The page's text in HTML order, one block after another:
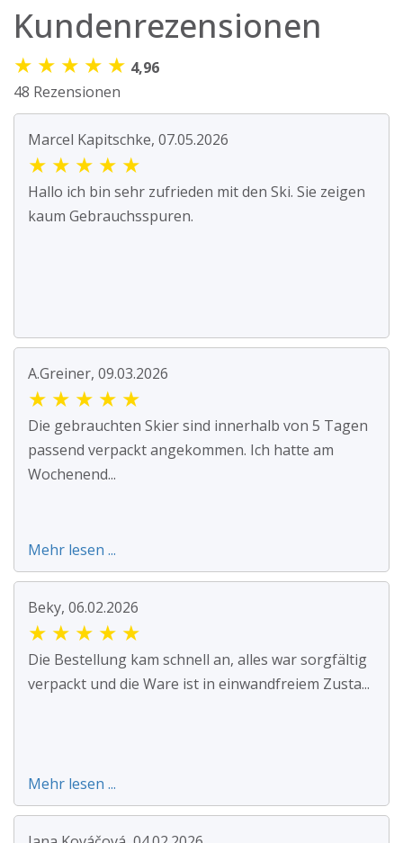
Kundenrezensionen
★ ★ ★ ★ ★ 4,96
48 Rezensionen
Marcel Kapitschke, 07.05.2026
★ ★ ★ ★ ★
Hallo ich bin sehr zufrieden mit den Ski. Sie zeigen
kaum Gebrauchsspuren.
A.Greiner, 09.03.2026
★ ★ ★ ★ ★
Die gebrauchten Skier sind innerhalb von 5 Tagen
passend verpackt angekommen. Ich hatte am
Wochenend...
Mehr lesen ...
Beky, 06.02.2026
★ ★ ★ ★ ★
Die Bestellung kam schnell an, alles war sorgfältig
verpackt und die Ware ist in einwandfreiem Zusta...
Mehr lesen ...